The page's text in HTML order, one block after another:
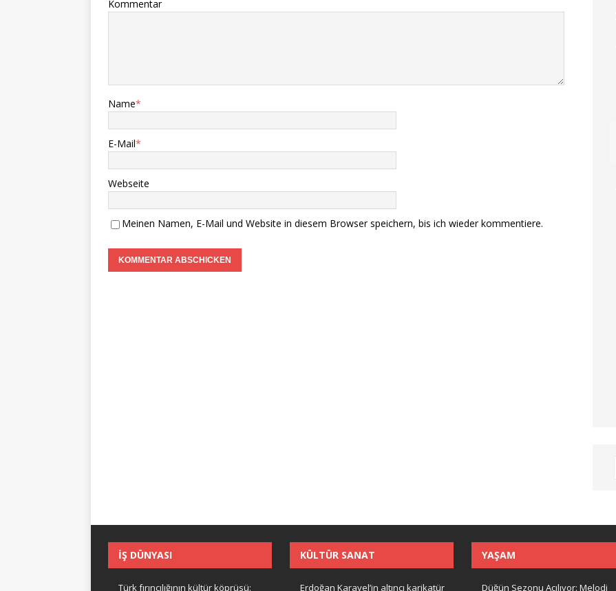
Kommentar
Name*
E-Mail*
Webseite
Meinen Namen, E-Mail und Website in diesem Browser speichern, bis ich wieder kommentiere.
İŞ DÜNYASI
Türk fırıncılığının kültür köprüsü:
KÜLTÜR SANAT
Erdoğan Karayel’in altıncı karikatür
YAŞAM
Düğün Sezonu Açılıyor: Melodi